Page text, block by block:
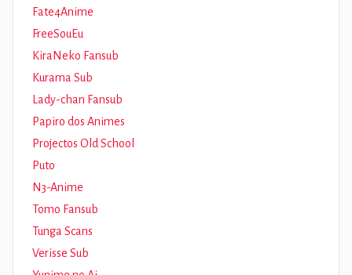
Fate4Anime
FreeSouEu
KiraNeko Fansub
Kurama Sub
Lady-chan Fansub
Papiro dos Animes
Projectos Old School
Puto
N3-Anime
Tomo Fansub
Tunga Scans
Verisse Sub